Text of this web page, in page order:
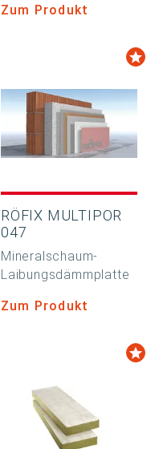
Zum Produkt
RÖFIX MULTIPOR
047
Mineralschaum-
Laibungsdämmplatte
Zum Produkt